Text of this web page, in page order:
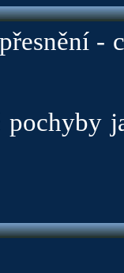
-
pochyby